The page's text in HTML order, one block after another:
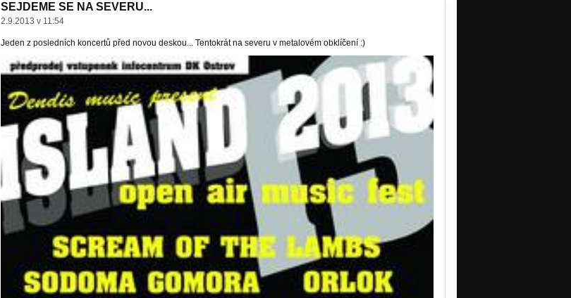
SEJDEME SE NA SEVERU...
2.9.2013 v 11:54
Jeden z posledních koncertů před novou deskou... Tentokrát na severu v metalovém obklíčení :)